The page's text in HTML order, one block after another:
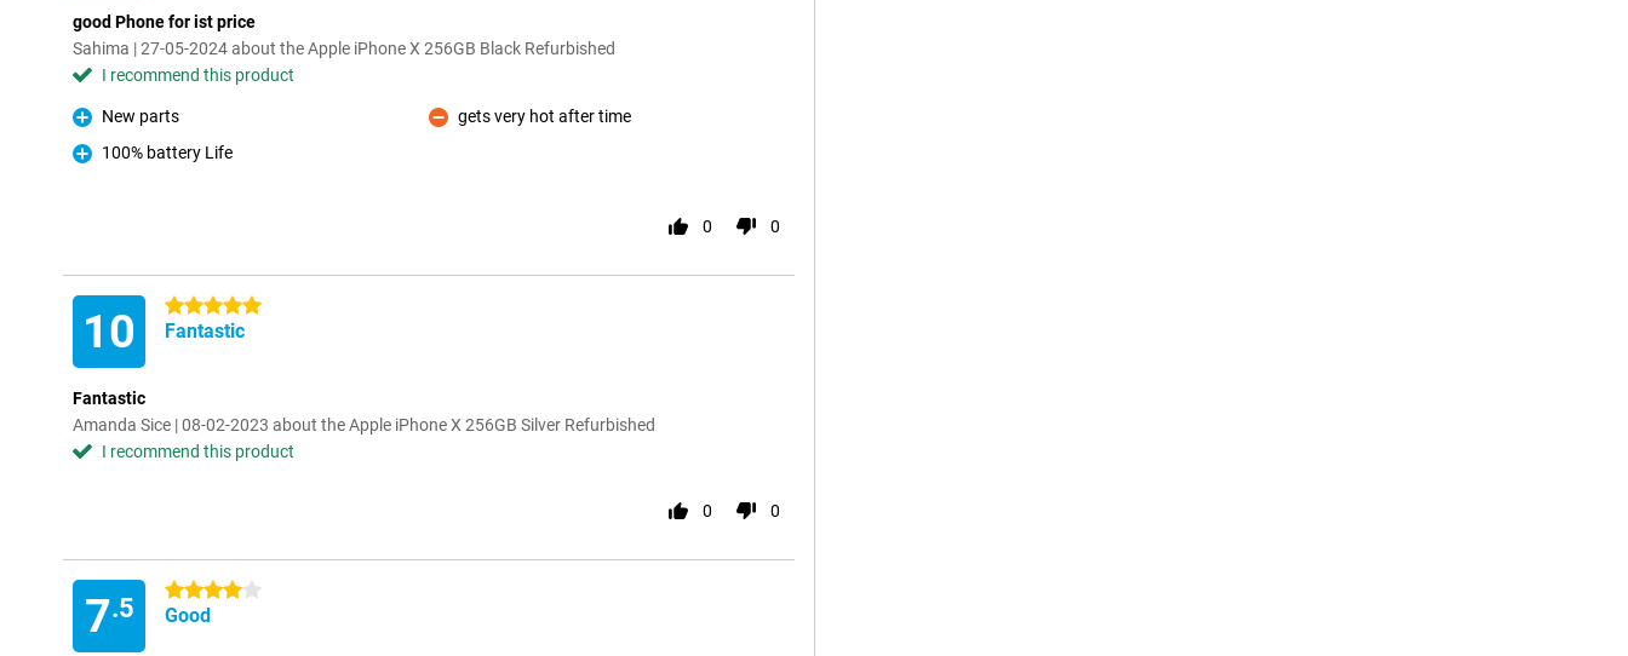
good Phone for ist price
Sahima | 27-05-2024 about the Apple iPhone X 256GB Black Refurbished
I recommend this product
Pro
New parts
Pro
100% battery Life
Con
gets very hot after time
0 0
10 5 stars
Fantastic
Fantastic
Amanda Sice | 08-02-2023 about the Apple iPhone X 256GB Silver Refurbished
I recommend this product
0 0
7.5
4 stars
Good